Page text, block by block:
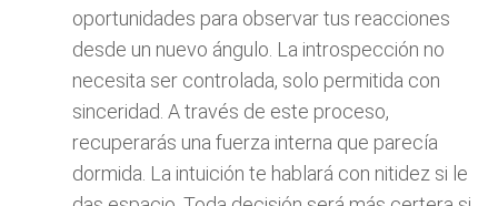
oportunidades para observar tus reacciones
desde un nuevo ángulo. La introspección no
necesita ser controlada, solo permitida con
sinceridad. A través de este proceso,
recuperarás una fuerza interna que parecía
dormida. La intuición te hablará con nitidez si le